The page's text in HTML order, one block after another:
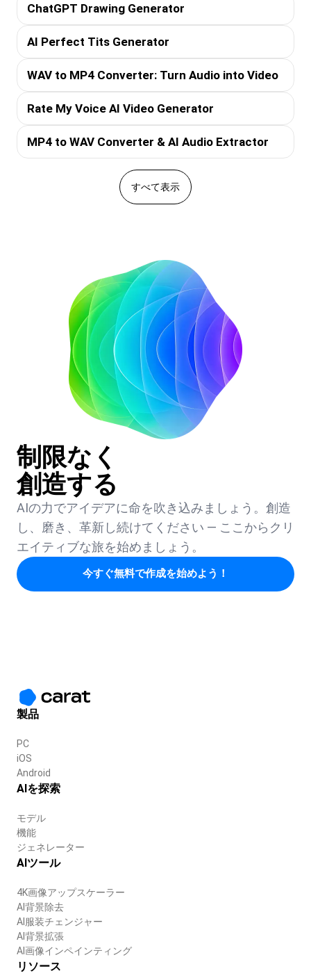
ChatGPT Drawing Generator
AI Perfect Tits Generator
WAV to MP4 Converter: Turn Audio into Video
Rate My Voice AI Video Generator
MP4 to WAV Converter & AI Audio Extractor
すべて表示
制限なく
創造する
AIの力でアイデアに命を吹き込みましょう。創造
し、磨き、革新し続けてください — ここからクリ
エイティブな旅を始めましょう。
今すぐ無料で作成を始めよう！
製品
PC
iOS
Android
AIを探索
モデル
機能
ジェネレーター
AIツール
4K画像アップスケーラー
AI背景除去
AI服装チェンジャー
AI背景拡張
AI画像インペインティング
リソース